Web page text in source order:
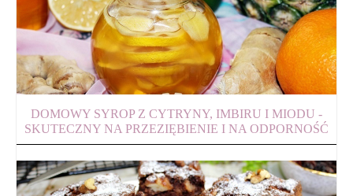
DOMOWY SYROP Z CYTRYNY, IMBIRU I MIODU -
SKUTECZNY NA PRZEZIĘBIENIE I NA ODPORNOŚĆ